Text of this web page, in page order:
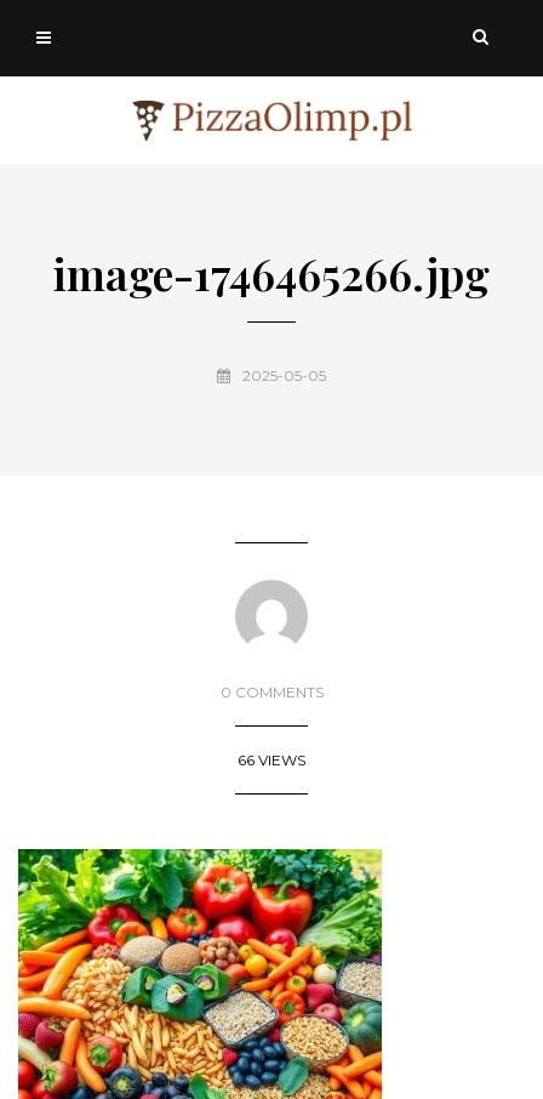
image-1746465266.jpg
2025-05-05
0 COMMENTS
66 VIEWS